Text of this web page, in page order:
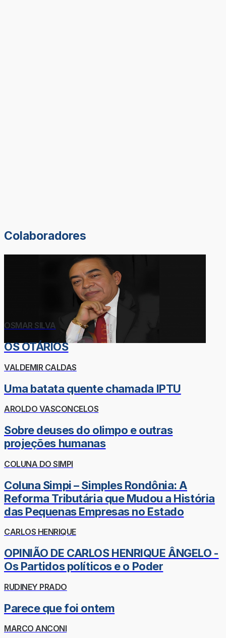
Colaboradores
OSMAR SILVA
OS OTÁRIOS
VALDEMIR CALDAS
Uma batata quente chamada IPTU
AROLDO VASCONCELOS
Sobre deuses do olimpo e outras
projeções humanas
COLUNA DO SIMPI
Coluna Simpi – Simples Rondônia: A
Reforma Tributária que Mudou a História
das Pequenas Empresas no Estado
CARLOS HENRIQUE
OPINIÃO DE CARLOS HENRIQUE ÂNGELO -
Os Partidos políticos e o Poder
RUDINEY PRADO
Parece que foi ontem
MARCO ANCONI